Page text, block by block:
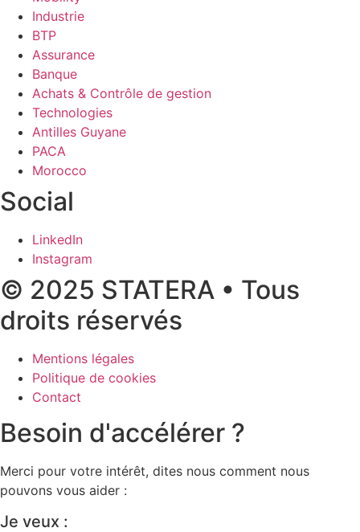
Industrie
BTP
Assurance
Banque
Achats & Contrôle de gestion
Technologies
Antilles Guyane
PACA
Morocco
Social
LinkedIn
Instagram
© 2025 STATERA • Tous
droits réservés
Mentions légales
Politique de cookies
Contact
Besoin d'accélérer ?
Merci pour votre intérêt, dites nous comment nous
pouvons vous aider :
Je veux :